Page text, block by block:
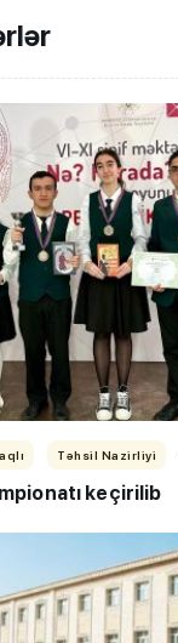
Təhsil Nazirliyi
keçirilib